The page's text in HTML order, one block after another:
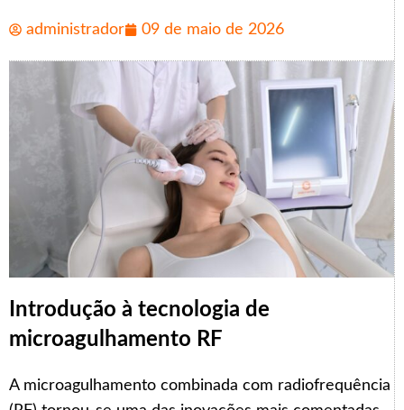
administrador 09 de maio de 2026
Introdução à tecnologia de
microagulhamento RF
A microagulhamento combinada com radiofrequência